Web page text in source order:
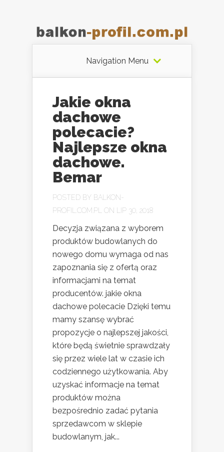
Navigation Menu
Jakie okna
dachowe
polecacie?
Najlepsze okna
dachowe.
Bemar
POSTED BY BALKON-
PROFIL.COM.PL
ON LIP 30, 2018
Decyzja związana z wyborem
produktów budowlanych do
nowego domu wymaga od nas
zapoznania się z ofertą oraz
informacjami na temat
producentów. jakie okna
dachowe polecacie Dzięki temu
mamy szansę wybrać
propozycje o najlepszej jakości,
które będą świetnie sprawdzały
się przez wiele lat w czasie ich
codziennego użytkowania. Aby
uzyskać informacje na temat
produktów można
bezpośrednio zadać pytania
sprzedawcom w sklepie
budowlanym, jak...